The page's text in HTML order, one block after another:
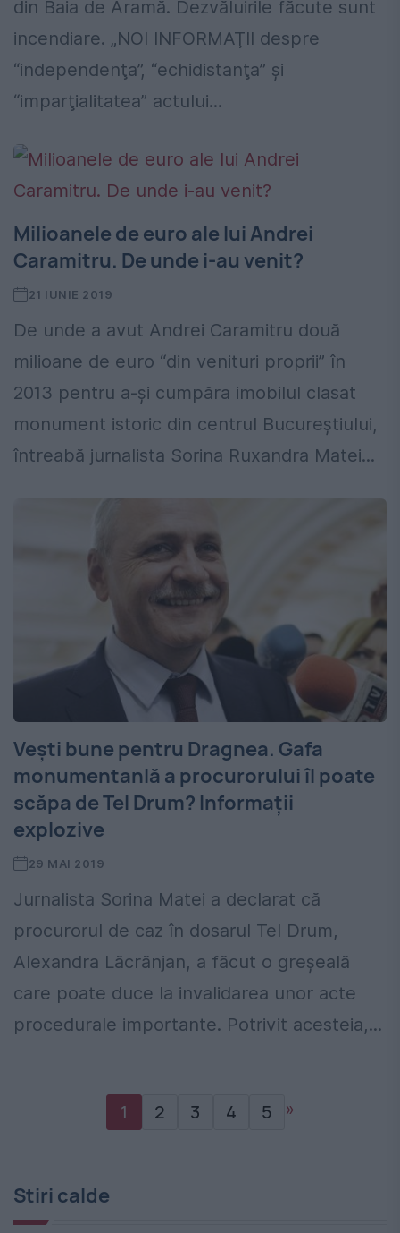
din Baia de Aramă. Dezvăluirile făcute sunt
incendiare. „NOI INFORMAŢII despre
“independenţa”, “echidistanţa” şi
“imparţialitatea” actului...
Milioanele de euro ale lui Andrei
Caramitru. De unde i-au venit?
21 IUNIE 2019
De unde a avut Andrei Caramitru două
milioane de euro “din venituri proprii” în
2013 pentru a-și cumpăra imobilul clasat
monument istoric din centrul Bucureștiului,
întreabă jurnalista Sorina Ruxandra Matei...
Vești bune pentru Dragnea. Gafa
monumentanlă a procurorului îl poate
scăpa de Tel Drum? Informații
explozive
29 MAI 2019
Jurnalista Sorina Matei a declarat că
procurorul de caz în dosarul Tel Drum,
Alexandra Lăcrănjan, a făcut o greșeală
care poate duce la invalidarea unor acte
procedurale importante. Potrivit acesteia,...
1 2 3 4 5 »
Stiri calde